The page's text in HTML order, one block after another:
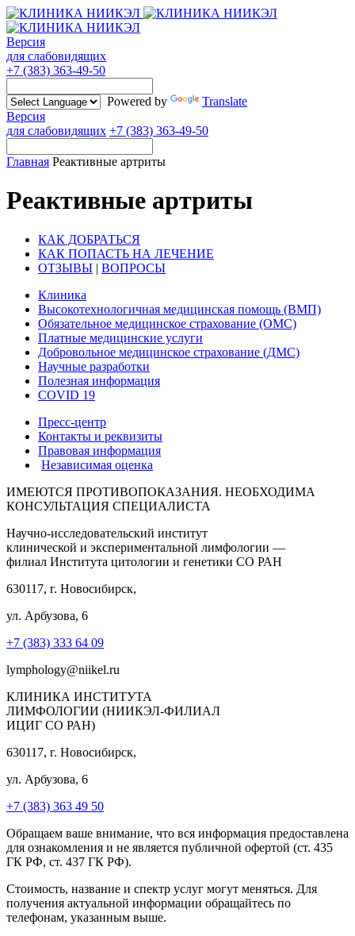
Версия
для слабовидящих
+7 (383) 363-49-50
Powered by
Translate
Версия
для слабовидящих +7 (383) 363-49-50
Главная Реактивные артриты
Реактивные артриты
КАК ДОБРАТЬСЯ
КАК ПОПАСТЬ НА ЛЕЧЕНИЕ
ОТЗЫВЫ | ВОПРОСЫ
Клиника
Высокотехнологичная медицинская помощь (ВМП)
Обязательное медицинское страхование (ОМС)
Платные медицинские услуги
Добровольное медицинское страхование (ДМС)
Научные разработки
Полезная информация
COVID 19
Пресс-центр
Контакты и реквизиты
Правовая информация
Независимая оценка
ИМЕЮТСЯ ПРОТИВОПОКАЗАНИЯ. НЕОБХОДИМА
КОНСУЛЬТАЦИЯ СПЕЦИАЛИСТА
Научно-исследовательский институт
клинической и экспериментальной лимфологии —
филиал Института цитологии и генетики СО РАН
630117, г. Новосибирск,
ул. Арбузова, 6
+7 (383) 333 64 09
lymphology@niikel.ru
КЛИНИКА ИНСТИТУТА
ЛИМФОЛОГИИ (НИИКЭЛ-ФИЛИАЛ
ИЦИГ СО РАН)
630117, г. Новосибирск,
ул. Арбузова, 6
+7 (383) 363 49 50
Обращаем ваше внимание, что вся информация предоставлена
для ознакомления и не является публичной офертой (ст. 435
ГК РФ, ст. 437 ГК РФ).
Стоимость, название и спектр услуг могут меняться. Для
получения актуальной информации обращайтесь по
телефонам, указанным выше.